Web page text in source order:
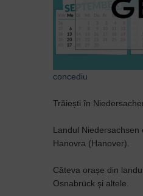
concediu
Trăiești în
Landul
Hanovra (Hanover).
Câteva orașe din
Osnabrück și altele.